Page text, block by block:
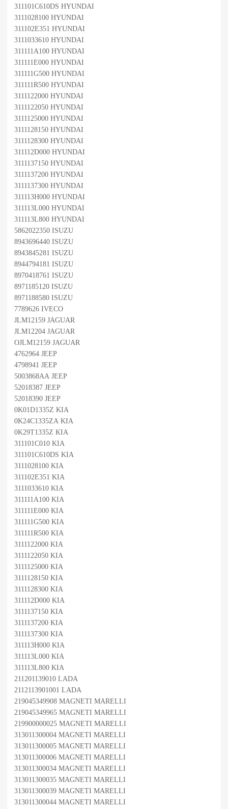
311101C610DS HYUNDAI
3111028100 HYUNDAI
311102E351 HYUNDAI
3111033610 HYUNDAI
311111A100 HYUNDAI
311111E000 HYUNDAI
311111G500 HYUNDAI
311111R500 HYUNDAI
3111122000 HYUNDAI
3111122050 HYUNDAI
3111125000 HYUNDAI
3111128150 HYUNDAI
3111128300 HYUNDAI
311112D000 HYUNDAI
3111137150 HYUNDAI
3111137200 HYUNDAI
3111137300 HYUNDAI
311113H000 HYUNDAI
311113L000 HYUNDAI
311113L800 HYUNDAI
5862022350 ISUZU
8943696440 ISUZU
8943845281 ISUZU
8944794181 ISUZU
8970418761 ISUZU
8971185120 ISUZU
8971188580 ISUZU
7789626 IVECO
JLM12159 JAGUAR
JLM12204 JAGUAR
OJLM12159 JAGUAR
4762964 JEEP
4798941 JEEP
5003868AA JEEP
52018387 JEEP
52018390 JEEP
0K01D1335Z KIA
0K24C1335ZA KIA
0K29T1335Z KIA
311101C010 KIA
311101C610DS KIA
3111028100 KIA
311102E351 KIA
3111033610 KIA
311111A100 KIA
311111E000 KIA
311111G500 KIA
311111R500 KIA
3111122000 KIA
3111122050 KIA
3111125000 KIA
3111128150 KIA
3111128300 KIA
311112D000 KIA
3111137150 KIA
3111137200 KIA
3111137300 KIA
311113H000 KIA
311113L000 KIA
311113L800 KIA
211201139010 LADA
2112113901001 LADA
219045349908 MAGNETI MARELLI
219045349965 MAGNETI MARELLI
219900000025 MAGNETI MARELLI
313011300004 MAGNETI MARELLI
313011300005 MAGNETI MARELLI
313011300006 MAGNETI MARELLI
313011300034 MAGNETI MARELLI
313011300035 MAGNETI MARELLI
313011300039 MAGNETI MARELLI
313011300044 MAGNETI MARELLI